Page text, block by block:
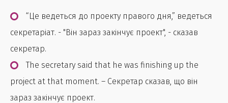
“Це ведеться до проекту правого дня,” ведеться
секретаріат. - "Він зараз закінчує проект", - сказав
секретар.
The secretary said that he was finishing up the
project at that moment. – Секретар сказав, що він
зараз закінчує проект.